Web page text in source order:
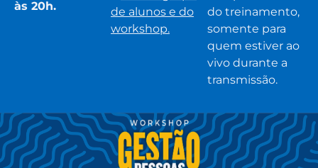
às 20h.
de alunos e do
workshop.
do treinamento,
somente para
quem estiver ao
vivo durante a
transmissão.